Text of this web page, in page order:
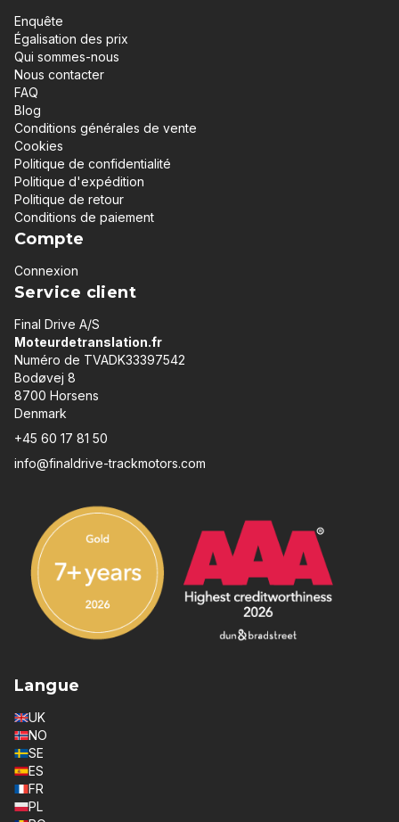
Enquête
Égalisation des prix
Qui sommes-nous
Nous contacter
FAQ
Blog
Conditions générales de vente
Cookies
Politique de confidentialité
Politique d'expédition
Politique de retour
Conditions de paiement
Compte
Connexion
Service client
Final Drive A/S
Moteurdetranslation.fr
Numéro de TVADK33397542
Bodøvej 8
8700 Horsens
Denmark
+45 60 17 81 50
info@finaldrive-trackmotors.com
Langue
UK
NO
SE
ES
FR
PL